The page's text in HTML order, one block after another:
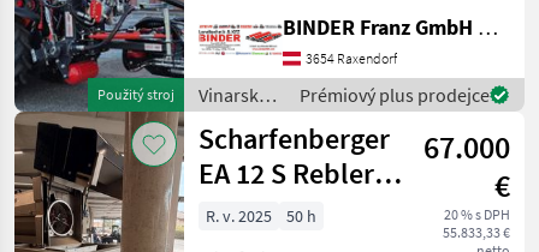
Použitý stroj
serienmäßiger Ausführung
✔️ Heckanbau - einseitig ✔️
Hohe
Arbeitsgeschwindigkeit bis
zu 5, 5
BINDER Franz GmbH & CoKG
3654 Raxendorf
Vinarské
stroje /
Sonstige
Prémiový plus prodejce
Scharfenberger
EA 12 S Rebler +
Rollensortierer
67.000
€
20 % s DPH
55.833,33 €
R. v. 2025
50 h